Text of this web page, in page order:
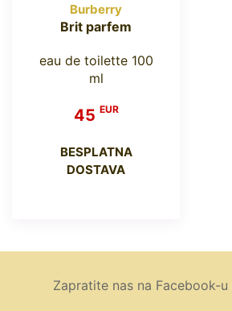
Burberry
Brit parfem
eau de toilette 100
ml
45 EUR
BESPLATNA
DOSTAVA
Zapratite nas na Facebook-u